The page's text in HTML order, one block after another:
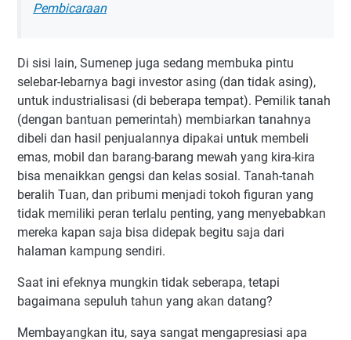
Pembicaraan
Di sisi lain, Sumenep juga sedang membuka pintu
selebar-lebarnya bagi investor asing (dan tidak asing),
untuk industrialisasi (di beberapa tempat). Pemilik tanah
(dengan bantuan pemerintah) membiarkan tanahnya
dibeli dan hasil penjualannya dipakai untuk membeli
emas, mobil dan barang-barang mewah yang kira-kira
bisa menaikkan gengsi dan kelas sosial. Tanah-tanah
beralih Tuan, dan pribumi menjadi tokoh figuran yang
tidak memiliki peran terlalu penting, yang menyebabkan
mereka kapan saja bisa didepak begitu saja dari
halaman kampung sendiri.
Saat ini efeknya mungkin tidak seberapa, tetapi
bagaimana sepuluh tahun yang akan datang?
Membayangkan itu, saya sangat mengapresiasi apa